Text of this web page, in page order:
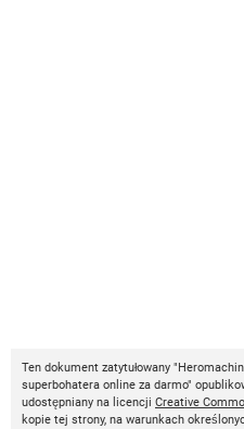
Ten dokument zatytułowany
superbohatera online za darmo"
udostępniany na licencji Creative
kopie tej strony, na warunkach